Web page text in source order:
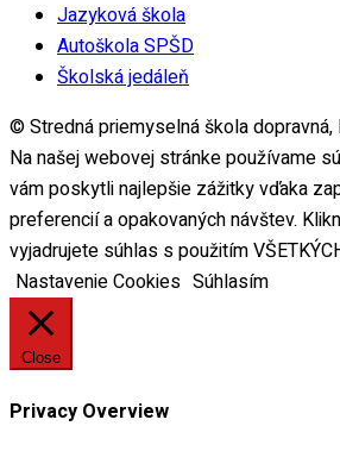
Jazyková škola
Autoškola SPŠD
Školská jedáleň
© Stredná priemyselná škola dopravná,
Na našej webovej stránke používame
vám poskytli najlepšie zážitky vďaka
preferencií a opakovaných návštev.
vyjadrujete súhlas s použitím
Nastavenie Cookies Súhlasím
Close
Privacy Overview